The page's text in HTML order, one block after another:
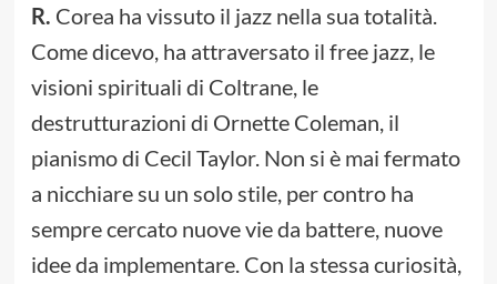
R. Corea ha vissuto il jazz nella sua totalità.
Come dicevo, ha attraversato il free jazz, le
visioni spirituali di Coltrane, le
destrutturazioni di Ornette Coleman, il
pianismo di Cecil Taylor. Non si è mai fermato
a nicchiare su un solo stile, per contro ha
sempre cercato nuove vie da battere, nuove
idee da implementare. Con la stessa curiosità,